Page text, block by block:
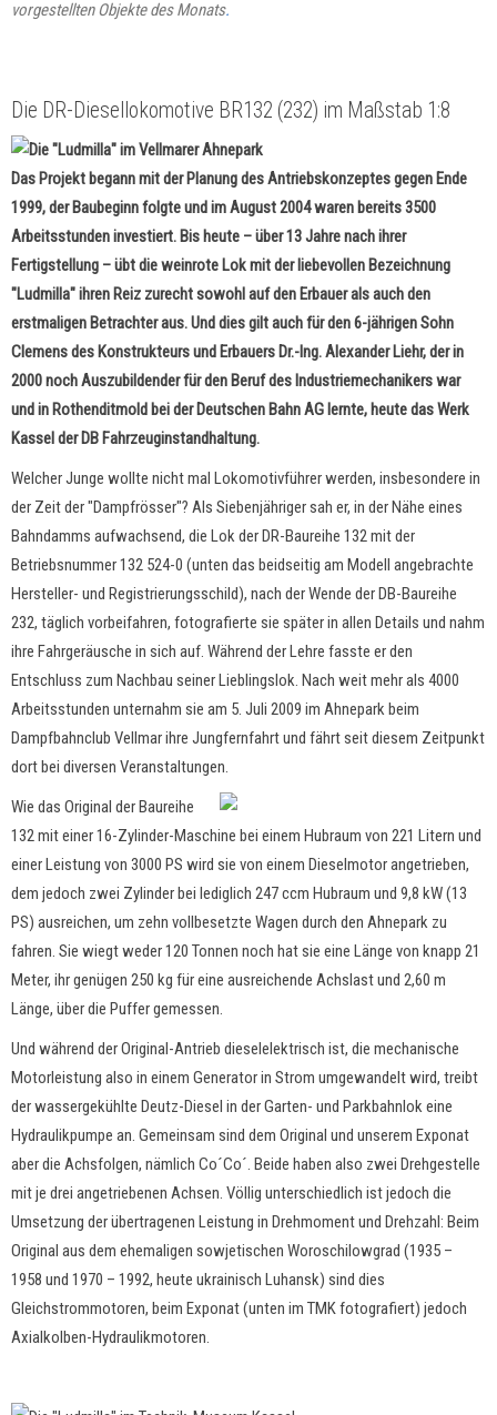
vorgestellten Objekte des Monats.
Die DR-Diesellokomotive BR132 (232) im Maßstab 1:8
Das Projekt begann mit der Planung des Antriebskonzeptes gegen Ende
1999, der Baubeginn folgte und im August 2004 waren bereits 3500
Arbeitsstunden investiert. Bis heute – über 13 Jahre nach ihrer
Fertigstellung – übt die weinrote Lok mit der liebevollen Bezeichnung
"Ludmilla" ihren Reiz zurecht sowohl auf den Erbauer als auch den
erstmaligen Betrachter aus. Und dies gilt auch für den 6-jährigen Sohn
Clemens des Konstrukteurs und Erbauers Dr.-Ing. Alexander Liehr, der in
2000 noch Auszubildender für den Beruf des Industriemechanikers war
und in Rothenditmold bei der Deutschen Bahn AG lernte, heute das Werk
Kassel der DB Fahrzeuginstandhaltung.
Welcher Junge wollte nicht mal Lokomotivführer werden, insbesondere in
der Zeit der "Dampfrösser"? Als Siebenjähriger sah er, in der Nähe eines
Bahndamms aufwachsend, die Lok der DR-Baureihe 132 mit der
Betriebsnummer 132 524-0 (unten das beidseitig am Modell angebrachte
Hersteller- und Registrierungsschild), nach der Wende der DB-Baureihe
232, täglich vorbeifahren, fotografierte sie später in allen Details und nahm
ihre Fahrgeräusche in sich auf. Während der Lehre fasste er den
Entschluss zum Nachbau seiner Lieblingslok. Nach weit mehr als 4000
Arbeitsstunden unternahm sie am 5. Juli 2009 im Ahnepark beim
Dampfbahnclub Vellmar ihre Jungfernfahrt und fährt seit diesem Zeitpunkt
dort bei diversen Veranstaltungen.
Wie das Original der Baureihe
132 mit einer 16-Zylinder-Maschine bei einem Hubraum von 221 Litern und
einer Leistung von 3000 PS wird sie von einem Dieselmotor angetrieben,
dem jedoch zwei Zylinder bei lediglich 247 ccm Hubraum und 9,8 kW (13
PS) ausreichen, um zehn vollbesetzte Wagen durch den Ahnepark zu
fahren. Sie wiegt weder 120 Tonnen noch hat sie eine Länge von knapp 21
Meter, ihr genügen 250 kg für eine ausreichende Achslast und 2,60 m
Länge, über die Puffer gemessen.
Und während der Original-Antrieb dieselelektrisch ist, die mechanische
Motorleistung also in einem Generator in Strom umgewandelt wird, treibt
der wassergekühlte Deutz-Diesel in der Garten- und Parkbahnlok eine
Hydraulikpumpe an. Gemeinsam sind dem Original und unserem Exponat
aber die Achsfolgen, nämlich Co´Co´. Beide haben also zwei Drehgestelle
mit je drei angetriebenen Achsen. Völlig unterschiedlich ist jedoch die
Umsetzung der übertragenen Leistung in Drehmoment und Drehzahl: Beim
Original aus dem ehemaligen sowjetischen Woroschilowgrad (1935 –
1958 und 1970 – 1992, heute ukrainisch Luhansk) sind dies
Gleichstrommotoren, beim Exponat (unten im TMK fotografiert) jedoch
Axialkolben-Hydraulikmotoren.